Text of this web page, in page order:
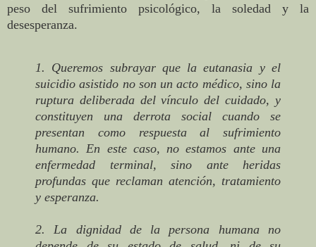
peso del sufrimiento psicológico, la soledad y la
desesperanza.
1. Queremos subrayar que la eutanasia y el
suicidio asistido no son un acto médico, sino la
ruptura deliberada del vínculo del cuidado, y
constituyen una derrota social cuando se
presentan como respuesta al sufrimiento
humano. En este caso, no estamos ante una
enfermedad terminal, sino ante heridas
profundas que reclaman atención, tratamiento
y esperanza.
2. La dignidad de la persona humana no